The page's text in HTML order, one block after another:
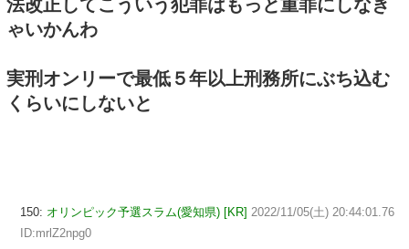
法改正してこういう犯罪はもっと重罪にしなき
ゃいかんわ
実刑オンリーで最低５年以上刑務所にぶち込む
くらいにしないと
150: オリンピック予選スラム(愛知県) [KR] 2022/11/05(土) 20:44:01.76
ID:mrlZ2npg0